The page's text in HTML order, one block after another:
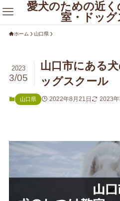
愛犬のための近
室・ドッ
ホーム 山口県
山口市にある
ッグスクール
2023
3/05
山口県 2022年8月21日 2023年